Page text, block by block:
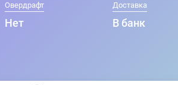
Овердрафт
Нет
Доставка
В банк